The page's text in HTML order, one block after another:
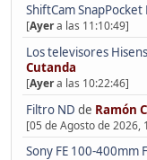
ShiftCam SnapPocket
[Ayera las 11:10:49]
Los televisores
Cutanda
[Ayera las 10:22:46]
Filtro ND de Ramón
[05 de Agosto de 2026,
Sony FE 100-400mm